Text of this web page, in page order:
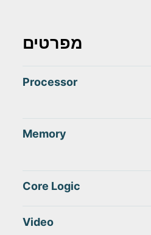
מפרטים
Processor
Memory
Core Logic
Video